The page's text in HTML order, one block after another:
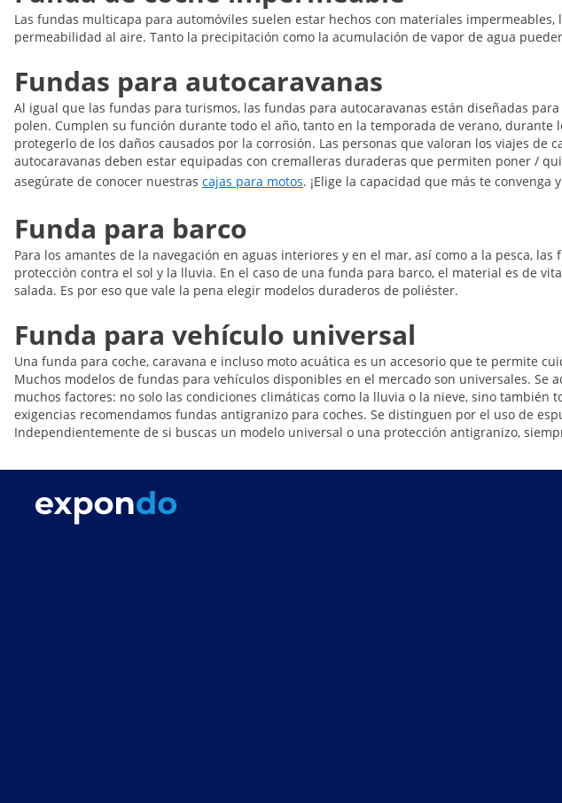
Las fundas multicapa para automóviles suelen estar hechos con materiales
permeabilidad al aire. Tanto la precipitación como la acumulación de vapor de agua
Fundas para autocaravanas
Al igual que las fundas para turismos, las fundas para autocaravanas están diseñadas
polen. Cumplen su función durante todo el año, tanto en la temporada de verano,
protegerlo de los daños causados por la corrosión. Las personas que valoran los viajes
autocaravanas deben estar equipadas con cremalleras duraderas que permiten poner /
asegúrate de conocer nuestras cajas para motos. ¡Elige la capacidad que más te convenga
Funda para barco
Para los amantes de la navegación en aguas interiores y en el mar, así como a la pesca,
protección contra el sol y la lluvia. En el caso de una funda para barco, el material es de
salada. Es por eso que vale la pena elegir modelos duraderos de poliéster.
Funda para vehículo universal
Una funda para coche, caravana e incluso moto acuática es un accesorio que te permite
Muchos modelos de fundas para vehículos disponibles en el mercado son universales.
muchos factores: no solo las condiciones climáticas como la lluvia o la nieve, sino
exigencias recomendamos fundas antigranizo para coches. Se distinguen por el uso de
Independientemente de si buscas un modelo universal o una protección antigranizo,